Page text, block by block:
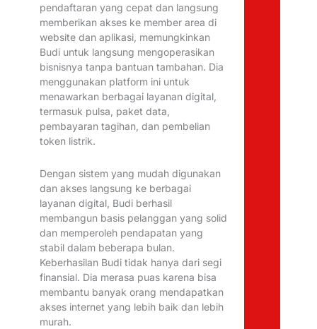
pendaftaran yang cepat dan langsung
memberikan akses ke member area di
website dan aplikasi, memungkinkan
Budi untuk langsung mengoperasikan
bisnisnya tanpa bantuan tambahan. Dia
menggunakan platform ini untuk
menawarkan berbagai layanan digital,
termasuk pulsa, paket data,
pembayaran tagihan, dan pembelian
token listrik.
Dengan sistem yang mudah digunakan
dan akses langsung ke berbagai
layanan digital, Budi berhasil
membangun basis pelanggan yang solid
dan memperoleh pendapatan yang
stabil dalam beberapa bulan.
Keberhasilan Budi tidak hanya dari segi
finansial. Dia merasa puas karena bisa
membantu banyak orang mendapatkan
akses internet yang lebih baik dan lebih
murah.